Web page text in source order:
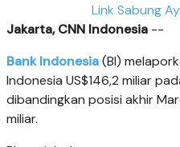
Link Sabung
Jakarta, CNN Indonesia --
Bank Indonesia(BI)
Indonesia US$146,2 miliar
dibandingkan posisi akhir
miliar.